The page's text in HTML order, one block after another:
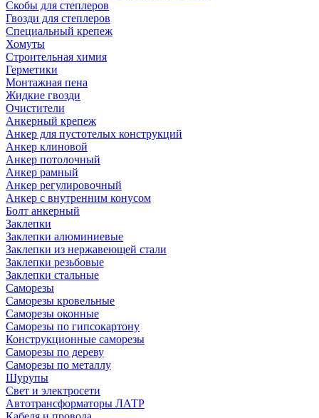
Скобы для степлеров
Гвозди для степлеров
Специальный крепеж
Хомуты
Строительная химия
Герметики
Монтажная пена
Жидкие гвозди
Очистители
Анкерный крепеж
Анкер для пустотелых конструкций
Анкер клиновой
Анкер потолочный
Анкер рамный
Анкер регулировочный
Анкер с внутренним конусом
Болт анкерный
Заклепки
Заклепки алюминиевые
Заклепки из нержавеющей стали
Заклепки резьбовые
Заклепки стальные
Саморезы
Саморезы кровельные
Саморезы оконные
Саморезы по гипсокартону
Конструкционные саморезы
Саморезы по дереву
Саморезы по металлу
Шурупы
Свет и электросети
Автотрансформаторы ЛАТР